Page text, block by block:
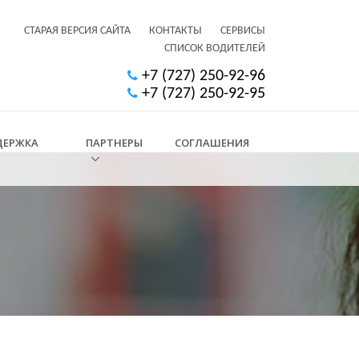
СТАРАЯ ВЕРСИЯ САЙТА КОНТАКТЫ
СЕРВИСЫ
СПИСОК ВОДИТЕЛЕЙ
+7 (727) 250-92-96
+7 (727) 250-92-95
ПАРТНЕРЫ СОГЛАШЕНИЯ